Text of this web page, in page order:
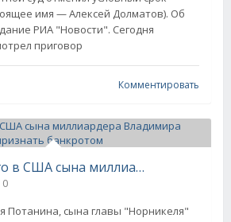
имя — Алексей Долматов). Об
РИА "Новости". Сегодня
приговор
Комментировать
Проживающего в США сына миллиардера Владимира Потанина требуют признать банкротом
0
Потанина, сына главы "Норникеля"